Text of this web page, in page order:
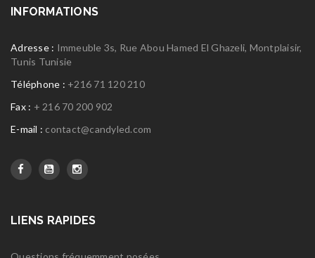
INFORMATIONS
Adresse : Immeuble 3s, Rue Abou Hamed El Ghazeli, Montplaisir,
Tunis Tunisie
Téléphone : +216 71 120 210
Fax : + 216 70 200 902
E-mail : contact@candyled.com
LIENS RAPIDES